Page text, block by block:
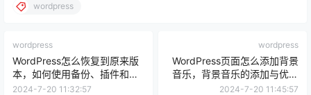
wordpress
wordpress
WordPress怎么恢复到原来版
本，如何使用备份、插件和手
动方法恢复网站
2024-7-20 11:32:57
wordpress
WordPress页面怎么添加背景
音乐，背景音乐的添加与优化
指南
2024-7-20 11:45:57